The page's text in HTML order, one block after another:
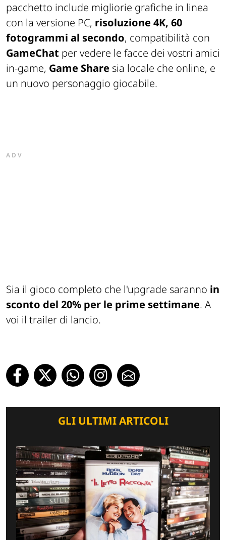
pacchetto include migliorie grafiche in linea
con la versione PC, risoluzione 4K, 60
fotogrammi al secondo, compatibilità con
GameChat per vedere le facce dei vostri amici
in-game, Game Share sia locale che online, e
un nuovo personaggio giocabile.
ADV
Sia il gioco completo che l'upgrade saranno in
sconto del 20% per le prime settimane. A
voi il trailer di lancio.
GLI ULTIMI ARTICOLI